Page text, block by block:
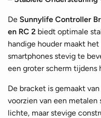
De Sunnylife Controller
en RC 2 biedt optimale
handige houder maakt
smartphones stevig te
een groter scherm tijdens
De bracket is gemaakt
voorzien van een
lichte, maar stevige